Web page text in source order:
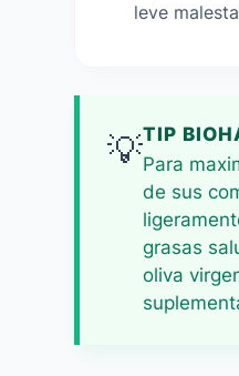
leve
💡TIP
Para
de sus
grasas
oliva